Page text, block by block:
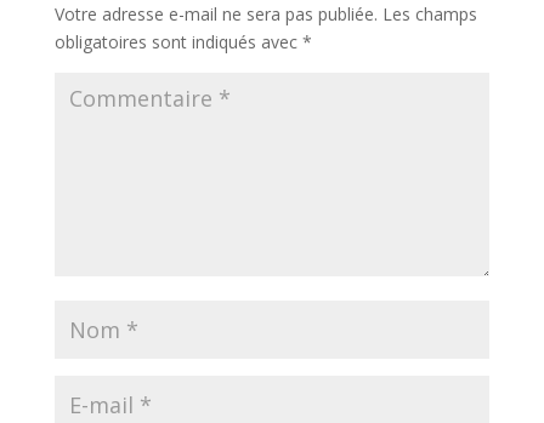
Votre adresse e-mail ne sera pas publiée. Les champs
obligatoires sont indiqués avec *